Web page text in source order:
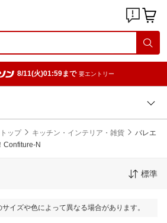
8/11(火)01:59まで 要エントリー
ップ キッチン・インテリア・雑貨
バレエ
Confiture-N
標準
イズや色によって異なる場合があります。